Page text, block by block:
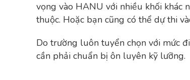
vọng vào HANU với nhiều khối khác
thuộc. Hoặc bạn cũng có thể dự thi
Do trường luôn tuyển chọn với mức
cần phải chuẩn bị ôn luyên kỹ lưỡng.